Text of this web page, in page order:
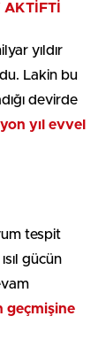
AKTİFTİ
yıldır
Lakin bu
devirde
yıl evvel
tespit
gücün
geçmişine